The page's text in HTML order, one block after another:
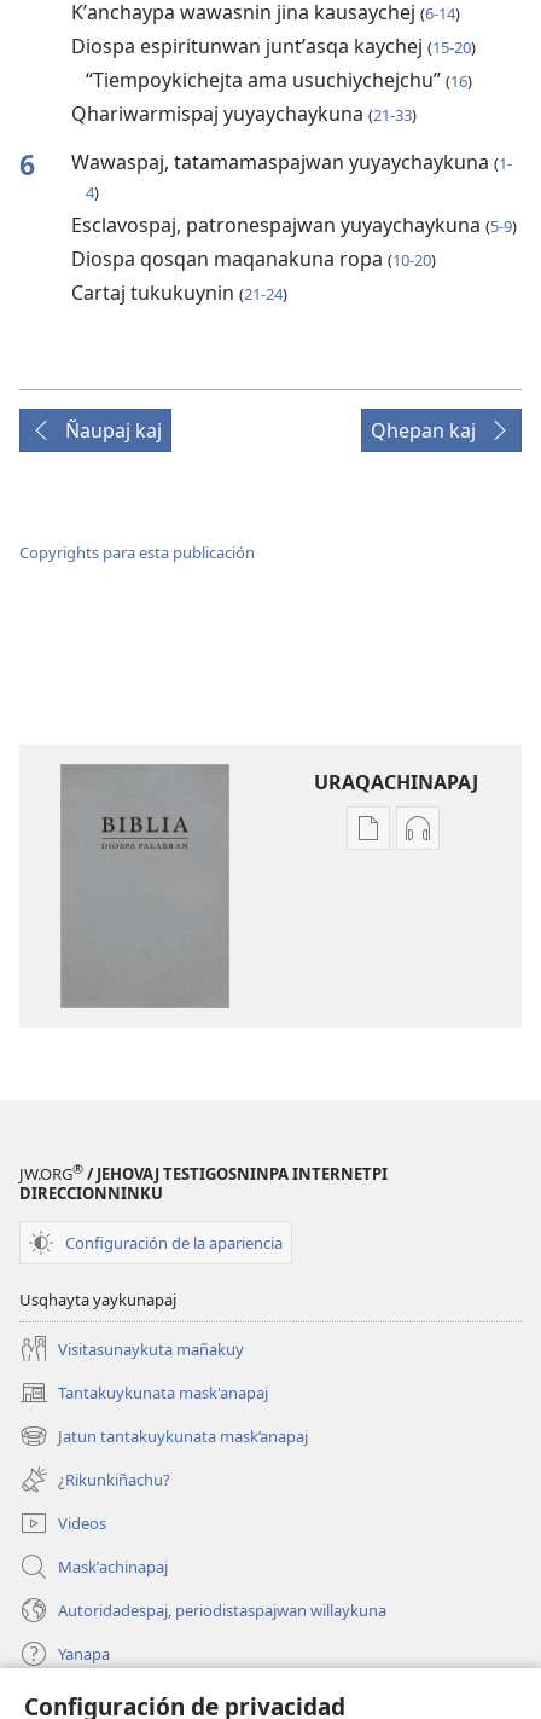
Configuración de privacidad
Kʼanchaypa wawasnin jina kausaychej (6-14)
Diospa espiritunwan juntʼasqa kaychej (15-20)
“Tiempoykichejta ama usuchiychejchu” (16)
Qhariwarmispaj yuyaychaykuna (21-33)
6 Wawaspaj, tatamamaspajwan yuyaychaykuna (1-
4)
Esclavospaj, patronespajwan yuyaychaykuna (5-9)
Diospa qosqan maqanakuna ropa (10-20)
Cartaj tukukuynin (21-24)
Ñaupaj kaj Qhepan kaj
Copyrights para esta publicación
URAQACHINAPAJ
Publicacionta
Grabasqata
JW.ORG® / JEHOVAJ TESTIGOSNINPA INTERNETPI
DIRECCIONNINKU
Configuración de la apariencia
Usqhayta yaykunapaj
Visitasunaykuta mañakuy
Tantakuykunata mask'anapaj
(opens
new
window)
Jatun tantakuykunata mask’anapaj
(opens
new
window)
¿Rikunkiñachu?
Videos
Maskʼachinapaj
Autoridadespaj, periodistaspajwan willaykuna
Yanapa
Donaciones